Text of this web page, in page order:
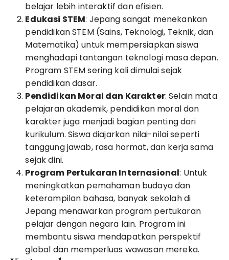
belajar lebih interaktif dan efisien.
Edukasi STEM: Jepang sangat menekankan
pendidikan STEM (Sains, Teknologi, Teknik, dan
Matematika) untuk mempersiapkan siswa
menghadapi tantangan teknologi masa depan.
Program STEM sering kali dimulai sejak
pendidikan dasar.
Pendidikan Moral dan Karakter: Selain mata
pelajaran akademik, pendidikan moral dan
karakter juga menjadi bagian penting dari
kurikulum. Siswa diajarkan nilai-nilai seperti
tanggung jawab, rasa hormat, dan kerja sama
sejak dini.
Program Pertukaran Internasional: Untuk
meningkatkan pemahaman budaya dan
keterampilan bahasa, banyak sekolah di
Jepang menawarkan program pertukaran
pelajar dengan negara lain. Program ini
membantu siswa mendapatkan perspektif
global dan memperluas wawasan mereka.